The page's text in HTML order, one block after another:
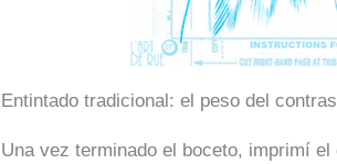
Entintado tradicional: el peso del
Una vez terminado el boceto, imprimí el